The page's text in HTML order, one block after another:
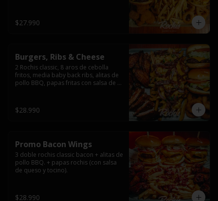
$27.990
Burgers, Ribs & Cheese
2 Rochis classic, 8 aros de cebolla
fritos, media baby back ribs, alitas de
pollo BBQ, papas fritas con salsa de
$28.990
Promo Bacon Wings
3 doble rochis classic bacon + alitas de
pollo BBQ. + papas rochis (con salsa
de queso y tocino).
$28.990